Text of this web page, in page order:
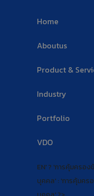
Home
Aboutus
Product &
Industry
Portfolio
VDO
EN' ? 'การคุ้มครอ
บุคคล' : 'การคุ้มคร